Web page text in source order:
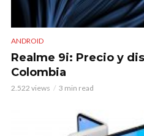
ANDROID
Realme 9i: Precio y
Colombia
2.522 views 3 min read